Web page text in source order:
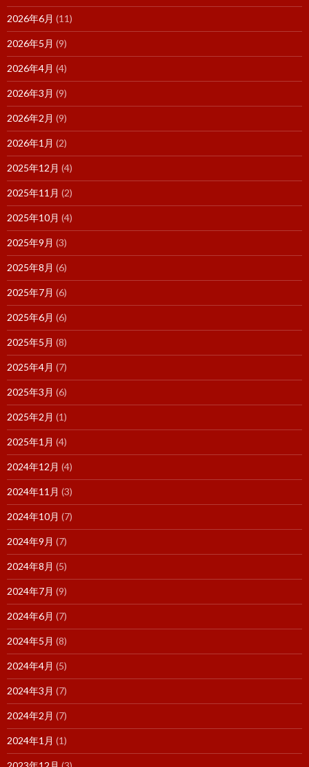
2026年6月 (11)
2026年5月 (9)
2026年4月 (4)
2026年3月 (9)
2026年2月 (9)
2026年1月 (2)
2025年12月 (4)
2025年11月 (2)
2025年10月 (4)
2025年9月 (3)
2025年8月 (6)
2025年7月 (6)
2025年6月 (6)
2025年5月 (8)
2025年4月 (7)
2025年3月 (6)
2025年2月 (1)
2025年1月 (4)
2024年12月 (4)
2024年11月 (3)
2024年10月 (7)
2024年9月 (7)
2024年8月 (5)
2024年7月 (9)
2024年6月 (7)
2024年5月 (8)
2024年4月 (5)
2024年3月 (7)
2024年2月 (7)
2024年1月 (1)